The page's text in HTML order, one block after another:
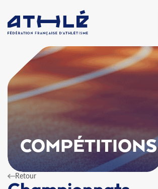
COMPÉTITIONS
Retour